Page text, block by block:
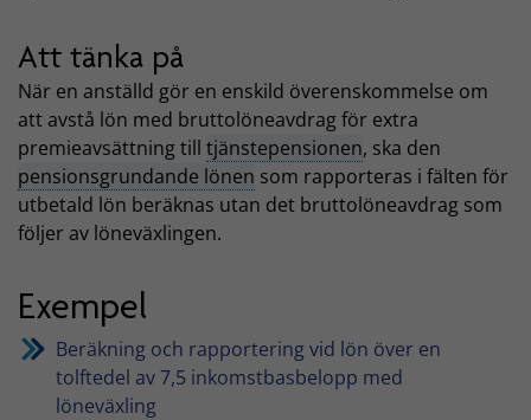
Att tänka på
När en anställd gör en enskild överenskommelse om
att avstå lön med bruttolöneavdrag för extra
premieavsättning till tjänstepensionen, ska den
pensionsgrundande lönen som rapporteras i fälten för
utbetald lön beräknas utan det bruttolöneavdrag som
följer av löneväxlingen.
Exempel
Beräkning och rapportering vid lön över en
tolftedel av 7,5 inkomstbasbelopp med
löneväxling